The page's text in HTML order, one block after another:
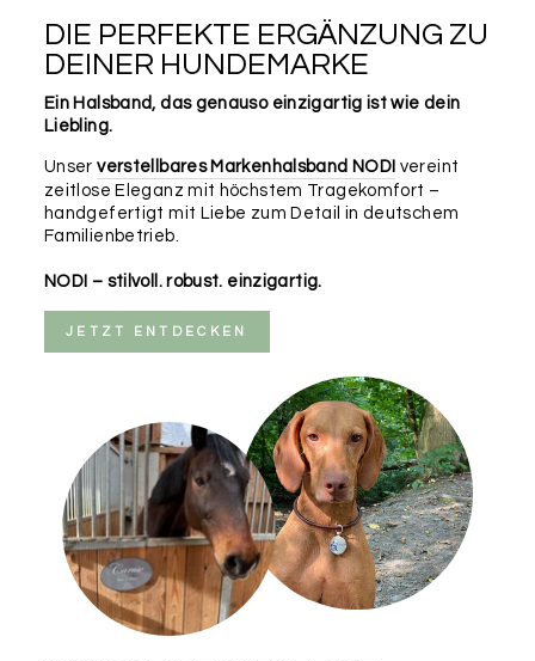
DIE PERFEKTE ERGÄNZUNG ZU
DEINER HUNDEMARKE
Ein Halsband, das genauso einzigartig ist wie dein
Liebling.
Unser verstellbares Markenhalsband NODI vereint
zeitlose Eleganz mit höchstem Tragekomfort –
handgefertigt mit Liebe zum Detail in deutschem
Familienbetrieb.
NODI – stilvoll. robust. einzigartig.
JETZT ENTDECKEN